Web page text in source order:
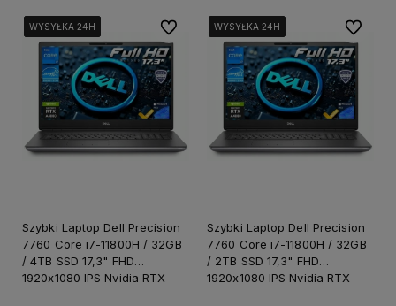
WYSYŁKA 24H
WYSYŁKA 24H
WYSYŁKA 24H
WYSYŁKA 24H
WYSYŁKA 24H
Szybki Laptop Dell Precision
7760 Core i7-11800H / 32GB
/ 4TB SSD 17,3" FHD
1920x1080 IPS Nvidia RTX
Do ulubionychWYSYŁKA 24H
WYSYŁKA 24H
WYSYŁKA 24H
WYSYŁKA 24H
WYSYŁKA 24H
Szybki Laptop Dell Precision
7760 Core i7-11800H / 32GB
/ 2TB SSD 17,3" FHD
1920x1080 IPS Nvidia RTX
Do